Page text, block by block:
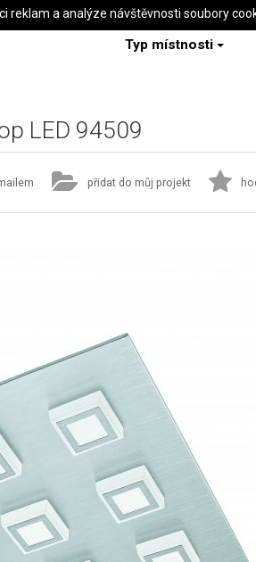
Typ místnosti
LED 94509
přidat do můj projekt
reklam a analýze návštěvnosti soubory